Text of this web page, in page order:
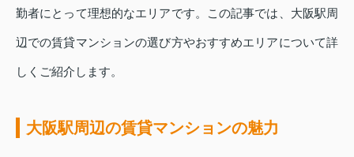
勤者にとって理想的なエリアです。この記事では、大阪駅周
辺での賃貸マンションの選び方やおすすめエリアについて詳
しくご紹介します。
大阪駅周辺の賃貸マンションの魅力